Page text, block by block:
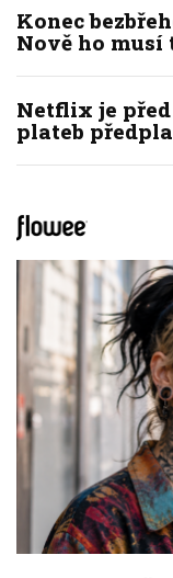
Konec
Nově ho musí
Netflix je před
plateb